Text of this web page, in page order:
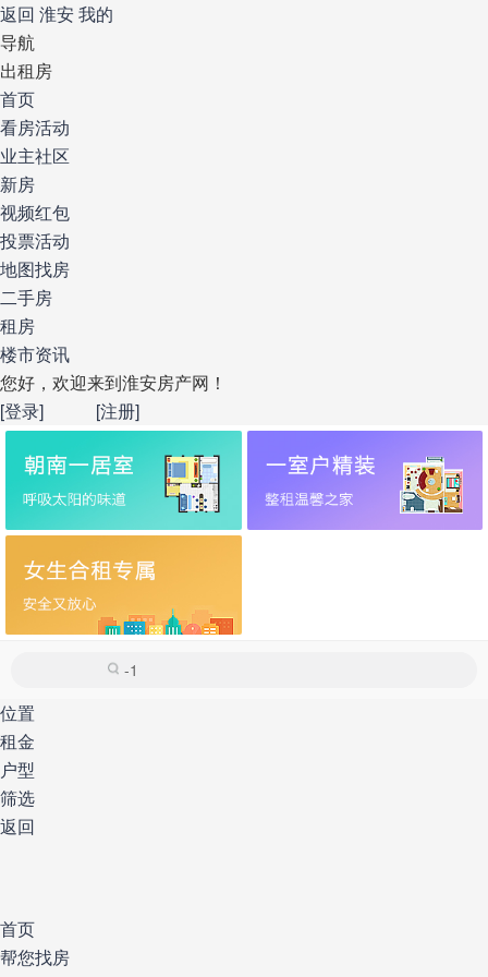
返回 淮安我的
导航
出租房
首页
看房活动
业主社区
新房
视频红包
投票活动
地图找房
二手房
租房
楼市资讯
您好，欢迎来到淮安房产网！
[登录]
[注册]
位置
租金
户型
筛选
返回
首页
帮您找房